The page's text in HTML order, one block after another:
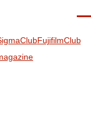
FujifilmClub